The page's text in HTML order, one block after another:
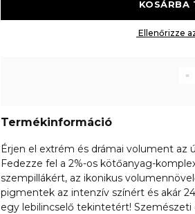
Termékinformáció
Érjen el extrém és drámai volument az
Fedezze fel a 2%-os kötőanyag-
szempillákért, az ikonikus
pigmentek az intenzív színért és akár
egy lebilincselő tekintetért!